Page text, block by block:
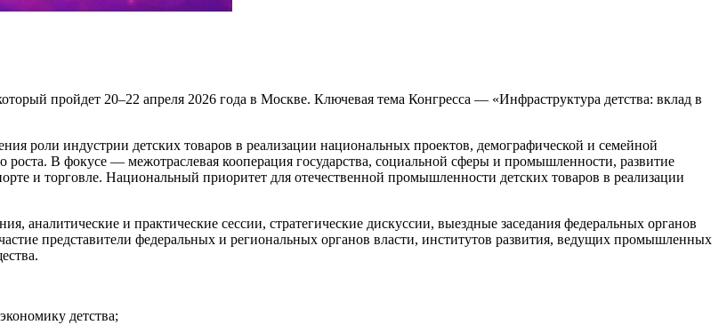
пройдет 20–22 апреля 2026 года в Москве. Ключевая тема Конгресса — «Инфраструктура детства: вклад в
роли индустрии детских товаров в реализации национальных проектов, демографической и семейной
В фокусе — межотраслевая кооперация государства, социальной сферы и промышленности, развитие
и торговле. Национальный приоритет для отечественной промышленности детских товаров в реализации
аналитические и практические сессии, стратегические дискуссии, выездные заседания федеральных органов
представители федеральных и региональных органов власти, институтов развития, ведущих промышленных
детства;